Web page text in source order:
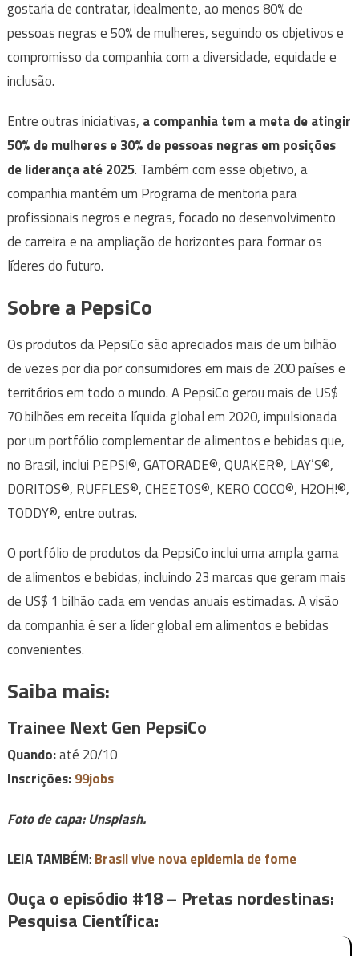
gostaria de contratar, idealmente, ao menos 80% de
pessoas negras e 50% de mulheres, seguindo os objetivos e
compromisso da companhia com a diversidade, equidade e
inclusão.
Entre outras iniciativas, a companhia tem a meta de atingir
50% de mulheres e 30% de pessoas negras em posições
de liderança até 2025. Também com esse objetivo, a
companhia mantém um Programa de mentoria para
profissionais negros e negras, focado no desenvolvimento
de carreira e na ampliação de horizontes para formar os
líderes do futuro.
Sobre a PepsiCo
Os produtos da PepsiCo são apreciados mais de um bilhão
de vezes por dia por consumidores em mais de 200 países e
territórios em todo o mundo. A PepsiCo gerou mais de US$
70 bilhões em receita líquida global em 2020, impulsionada
por um portfólio complementar de alimentos e bebidas que,
no Brasil, inclui PEPSI®, GATORADE®, QUAKER®, LAY’S®,
DORITOS®, RUFFLES®, CHEETOS®, KERO COCO®, H2OH!®,
TODDY®, entre outras.
O portfólio de produtos da PepsiCo inclui uma ampla gama
de alimentos e bebidas, incluindo 23 marcas que geram mais
de US$ 1 bilhão cada em vendas anuais estimadas. A visão
da companhia é ser a líder global em alimentos e bebidas
convenientes.
Saiba mais:
Trainee Next Gen PepsiCo
Quando:até 20/10
Inscrições:99jobs
Foto de capa: Unsplash.
LEIA TAMBÉM: Brasil vive nova epidemia de fome
Ouça o episódio #18 – Pretas nordestinas:
Pesquisa Científica: